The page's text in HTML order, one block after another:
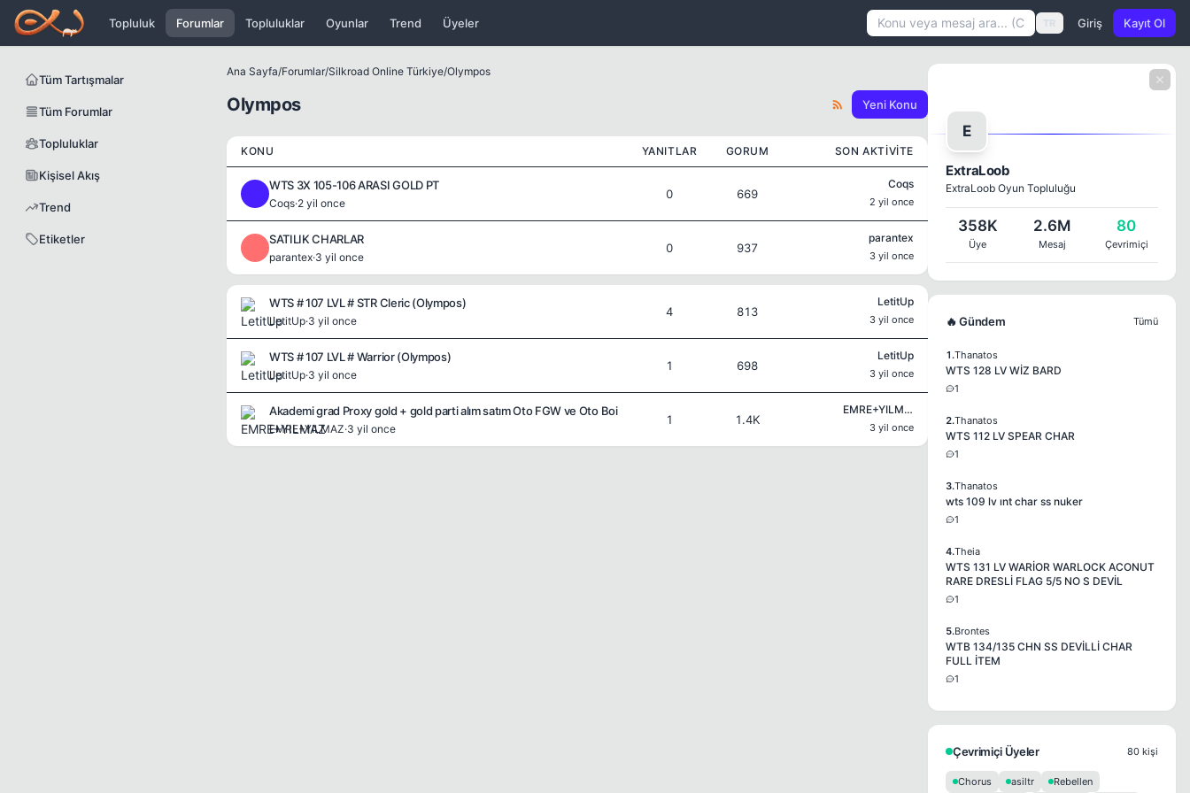
Icerige atla
Topluluk Forumlar Topluluklar Oyunlar Trend Üyeler TR Giriş Kayıt Ol
Tüm Tartışmalar
Tüm Forumlar
Topluluklar
Kişisel Akış
Trend
Etiketler
Ana Sayfa/Forumlar/Silkroad Online Türkiye/Olympos
Olympos Yeni Konu
KONU YANITLAR GORUM SON AKTIVITE
WTS 3X 105-106 ARASI GOLD PT
Coqs·2 yil once
0 669
Coqs
2 yil once
SATILIK CHARLAR
parantex·3 yil once
0 937
parantex
3 yil once
WTS # 107 LVL # STR Cleric (Olympos)
LetitUp·3 yil once
4 813
LetitUp
3 yil once
WTS # 107 LVL # Warrior (Olympos)
LetitUp·3 yil once
1 698
LetitUp
3 yil once
Akademi grad Proxy gold + gold parti alım satım Oto FGW ve Oto Boi
EMRE+YILMAZ·3 yil once
1 1.4K
EMRE+YILMAZ
3 yil once
E
ExtraLoob
ExtraLoob Oyun Topluluğu
358K
Üye
2.6M
Mesaj
80
Çevrimiçi
🔥 Gündem Tümü
1.Thanatos
WTS 128 LV WİZ BARD
1
2.Thanatos
WTS 112 LV SPEAR CHAR
1
3.Thanatos
wts 109 lv ınt char ss nuker
1
4.Theia
WTS 131 LV WARİOR WARLOCK ACONUT
RARE DRESLİ FLAG 5/5 NO S DEVİL
1
5.Brontes
WTB 134/135 CHN SS DEVİLLİ CHAR
FULL İTEM
1
Çevrimiçi Üyeler 80 kişi
Chorus asiltr Rebellen